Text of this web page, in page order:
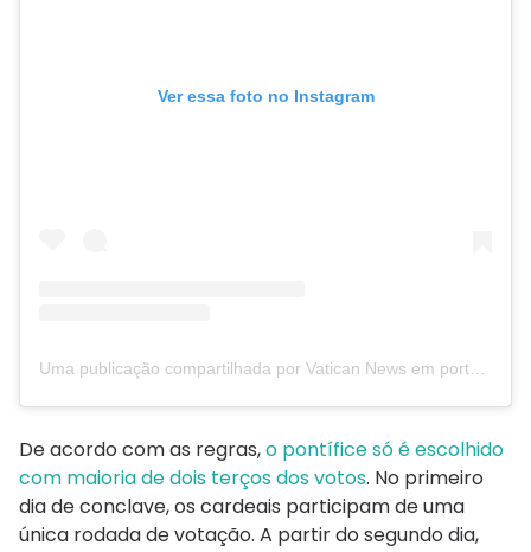
Ver essa foto no Instagram
Uma publicação compartilhada por Vatican News em português (@vaticannewspt)
De acordo com as regras,o pontífice só é escolhido
com maioria de dois terços dos votos. No primeiro
dia de conclave, os cardeais participam de uma
única rodada de votação. A partir do segundo dia,